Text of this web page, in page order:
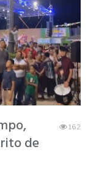
de
162